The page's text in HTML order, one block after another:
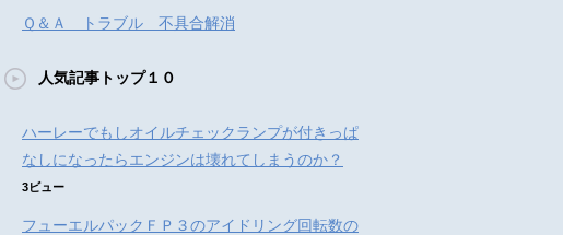
Ｑ＆Ａ トラブル 不具合解消
人気記事トップ１０
ハーレーでもしオイルチェックランプが付きっぱ
なしになったらエンジンは壊れてしまうのか？
3ビュー
フューエルパックＦＰ３のアイドリング回転数の